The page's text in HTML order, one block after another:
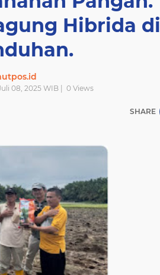
Hibrida di
08, 2025 WIB | 0 Views
SHARE